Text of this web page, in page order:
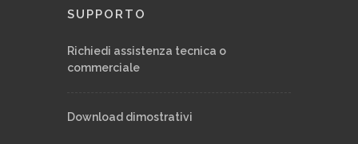
SUPPORTO
Richiedi assistenza tecnica o
commerciale
Download dimostrativi